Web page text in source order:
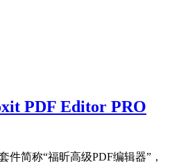
PDF Editor PRO
件简称“福昕高级PDF编辑器”，